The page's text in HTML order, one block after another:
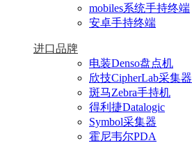
mobiles系统手持终端
安卓手持终端
进口品牌
电装Denso盘点机
欣技CipherLab采集器
斑马Zebra手持机
得利捷Datalogic
Symbol采集器
霍尼韦尔PDA